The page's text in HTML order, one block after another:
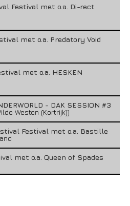
Festival met o.a. Di-rect
met o.a. Predatory Void
met o.a. HESKEN
- DAK SESSION #3
Westen (Kortrijk))
Festival met o.a. Bastille
met o.a. Queen of Spades